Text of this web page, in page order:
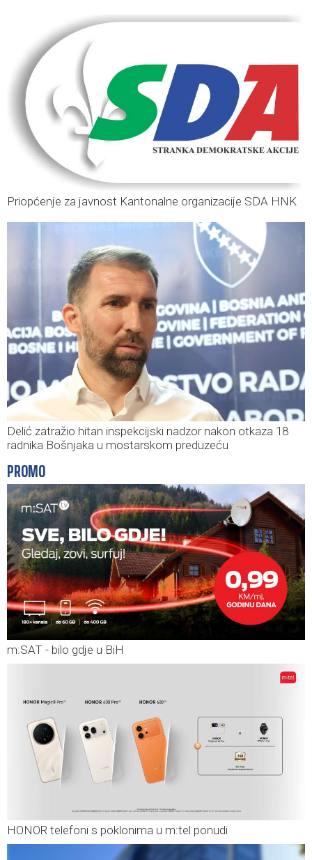
Priopćenje za javnost Kantonalne organizacije SDA HNK
Delić zatražio hitan inspekcijski nadzor nakon otkaza 18
radnika Bošnjaka u mostarskom preduzeću
PROMO
m:SAT - bilo gdje u BiH
HONOR telefoni s poklonima u m:tel ponudi